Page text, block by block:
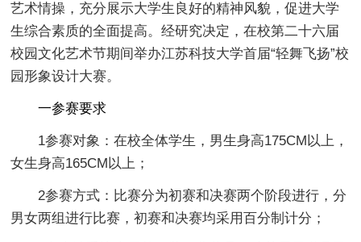
艺术情操，充分展示大学生良好的精神风貌，促进大学
生综合素质的全面提高。经研究决定，在校第二十六届
校园文化艺术节期间举办江苏科技大学首届“轻舞飞扬”校
园形象设计大赛。
一参赛要求
1参赛对象：在校全体学生，男生身高175CM以上，
女生身高165CM以上；
2参赛方式：比赛分为初赛和决赛两个阶段进行，分
男女两组进行比赛，初赛和决赛均采用百分制计分；